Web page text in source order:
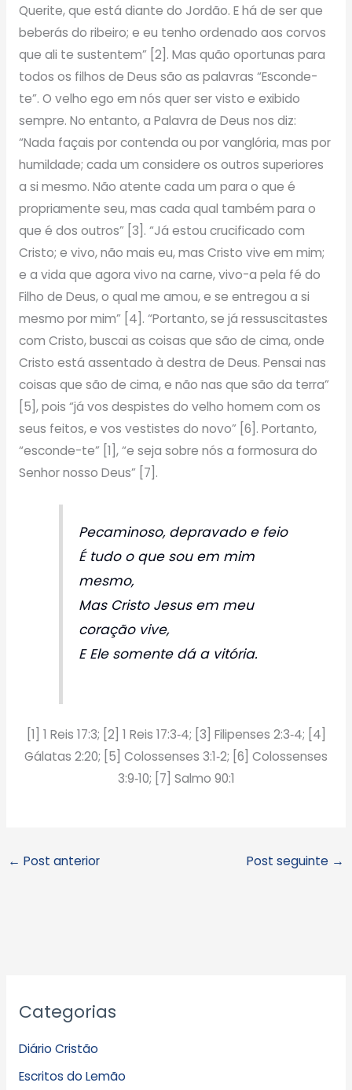
Querite, que está diante do Jordão. E há de ser que
beberás do ribeiro; e eu tenho ordenado aos corvos
que ali te sustentem” [2]. Mas quão oportunas para
todos os filhos de Deus são as palavras “Esconde-
te”. O velho ego em nós quer ser visto e exibido
sempre. No entanto, a Palavra de Deus nos diz:
“Nada façais por contenda ou por vanglória, mas por
humildade; cada um considere os outros superiores
a si mesmo. Não atente cada um para o que é
propriamente seu, mas cada qual também para o
que é dos outros” [3]. “Já estou crucificado com
Cristo; e vivo, não mais eu, mas Cristo vive em mim;
e a vida que agora vivo na carne, vivo-a pela fé do
Filho de Deus, o qual me amou, e se entregou a si
mesmo por mim” [4]. “Portanto, se já ressuscitastes
com Cristo, buscai as coisas que são de cima, onde
Cristo está assentado à destra de Deus. Pensai nas
coisas que são de cima, e não nas que são da terra”
[5], pois “já vos despistes do velho homem com os
seus feitos, e vos vestistes do novo” [6]. Portanto,
“esconde-te” [1], “e seja sobre nós a formosura do
Senhor nosso Deus” [7].
Pecaminoso, depravado e feio
É tudo o que sou em mim
mesmo,
Mas Cristo Jesus em meu
coração vive,
E Ele somente dá a vitória.
[1] 1 Reis 17:3; [2] 1 Reis 17:3‑4; [3] Filipenses 2:3‑4; [4]
Gálatas 2:20; [5] Colossenses 3:1‑2; [6] Colossenses
3:9‑10; [7] Salmo 90:1
← Post anterior Post seguinte →
Categorias
Diário Cristão
Escritos do Lemão
r
i